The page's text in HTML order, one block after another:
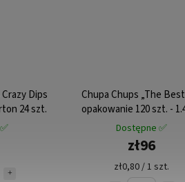
Dips
24 szt.
Chupa Chups „The
opakowanie 120 szt. -
Dostępne ✅
zł96
zł0,80 / 1 szt.